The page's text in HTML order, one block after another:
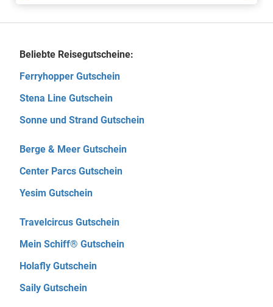
Beliebte Reisegutscheine:
Ferryhopper Gutschein
Stena Line Gutschein
Sonne und Strand Gutschein
Berge & Meer Gutschein
Center Parcs Gutschein
Yesim Gutschein
Travelcircus Gutschein
Mein Schiff® Gutschein
Holafly Gutschein
Saily Gutschein